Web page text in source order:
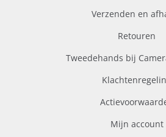
Verzenden en
Retouren
Tweedehands bij
Mijn account